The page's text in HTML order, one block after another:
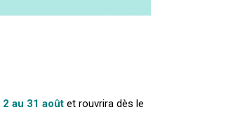
2 au 31 août et rouvrira dès le